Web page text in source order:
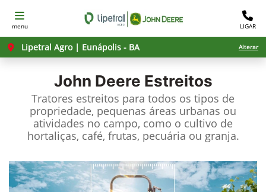
menu LIGAR
Lipetral Agro | Eunápolis - BA Alterar
John Deere Estreitos
Tratores estreitos para todos os tipos de
propriedade, pequenas áreas urbanas ou
atividades no campo, como o cultivo de
hortaliças, café, frutas, pecuária ou granja.